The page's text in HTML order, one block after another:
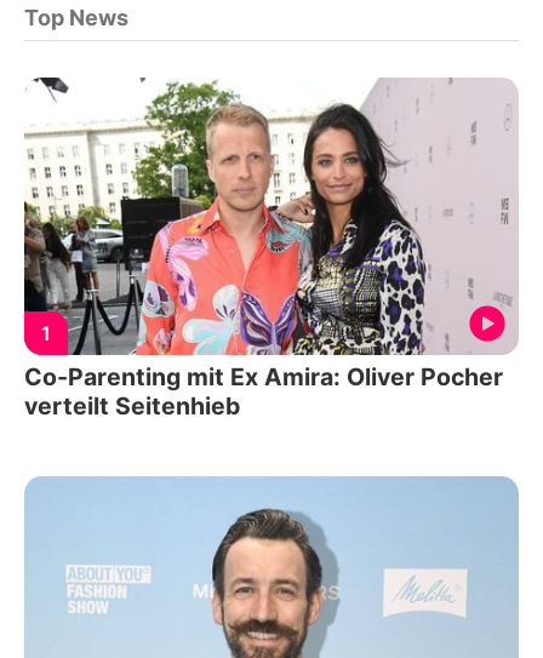
Top News
1
Co-Parenting mit Ex Amira: Oliver Pocher
verteilt Seitenhieb